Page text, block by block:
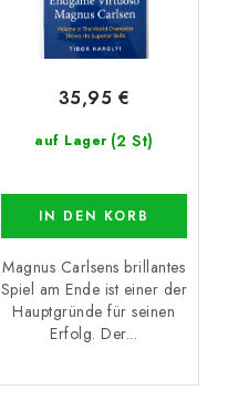
auf Lager (2 St)
35,95 €
IN DEN KORB
Magnus Carlsens brillantes
Spiel am Ende ist einer der
Hauptgründe für seinen
Erfolg. Der...